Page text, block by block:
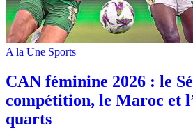
A la Une Sports
‎CAN féminine 2026 : le
compétition, le Maroc et
quarts